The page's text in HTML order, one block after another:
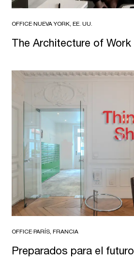
OFFICE·NUEVA YORK, EE. UU.
The Architecture of Work
OFFICE·PARÍS, FRANCIA
Preparados para el futuro